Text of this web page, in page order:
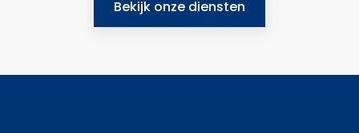
Bekijk onze diensten